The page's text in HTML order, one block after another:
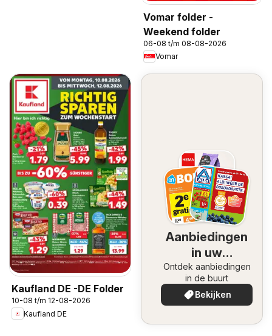
Vomar folder -
Weekend folder
06-08 t/m 08-08-2026
Vomar
Kaufland DE -DE Folder
10-08 t/m 12-08-2026
Kaufland DE
Aanbiedingen
in uw
omgeving
Ontdek aanbiedingen
in de buurt
Bekijken